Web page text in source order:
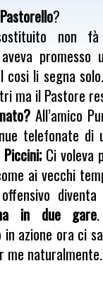
?
non
cosi li segna
ma il Pastore
All’amico
telefonate di
Ci voleva
ai vecchi
diventa
in due gare
azione ora ci
me naturalmente.